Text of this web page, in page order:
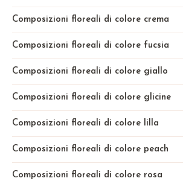
Composizioni floreali di colore crema
Composizioni floreali di colore fucsia
Composizioni floreali di colore giallo
Composizioni floreali di colore glicine
Composizioni floreali di colore lilla
Composizioni floreali di colore peach
Composizioni floreali di colore rosa